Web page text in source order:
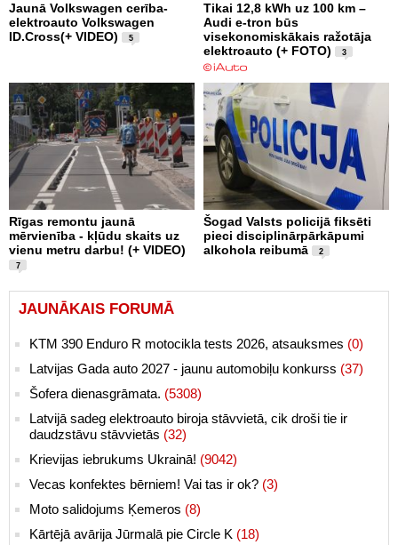
Jaunā Volkswagen cerība-
elektroauto Volkswagen
ID.Cross(+ VIDEO)
5
Tikai 12,8 kWh uz 100 km –
Audi e-tron būs
visekonomiskākais ražotāja
elektroauto (+ FOTO)
3
Rīgas remontu jaunā
mērvienība - kļūdu skaits uz
vienu metru darbu! (+ VIDEO)
7
Šogad Valsts policijā fiksēti
pieci disciplinārpārkāpumi
alkohola reibumā
2
JAUNĀKAIS FORUMĀ
KTM 390 Enduro R motocikla tests 2026, atsauksmes (0)
Latvijas Gada auto 2027 - jaunu automobiļu konkurss (37)
Šofera dienasgrāmata. (5308)
Latvijā sadeg elektroauto biroja stāvvietā, cik droši tie ir
daudzstāvu stāvvietās (32)
Krievijas iebrukums Ukrainā! (9042)
Vecas konfektes bērniem! Vai tas ir ok? (3)
Moto salidojums Ķemeros (8)
Kārtējā avārija Jūrmalā pie Circle K (18)